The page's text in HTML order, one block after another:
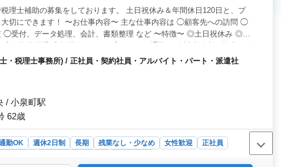
理士補助の募集をしております。 土日祝休み＆年間休日120日と、プ
大切にできます！ 〜お仕事内容〜 主な仕事内容は ◯顧客先への訪問 ◯
◯受付、データ処理、会計、書類整理 など 〜特徴〜 ◎土日祝休み ◎昇
遇致しますので、ご相談ください☆ あなたからのご応募お待ちしてお
・税理士事務所) / 正社員・契約社員・アルバイト・パート・派遣社
/ 小泉町駅
62歳
勤OK 週休2日制 長期 残業なし・少なめ 女性歓迎
正社員